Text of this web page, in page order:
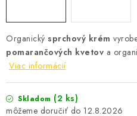
NOVINKY
ČOKOLÁDA
VÝŽIVOVÉ DOPLNKY
Organický sprchový krém
pomarančových kvetov a
Viac informácií
Skladom (2 ks)
12.8.2026